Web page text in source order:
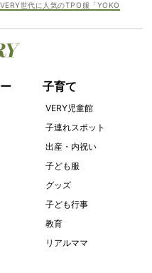
世代に人気のTPO服「YOKO
子育て
VERY児童館
子連れスポット
出産・内祝い
子ども服
グッズ
子ども行事
教育
リアルママ